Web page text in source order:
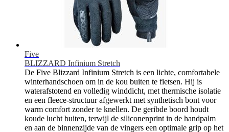
Five
BLIZZARD Infinium Stretch
De Five Blizzard Infinium Stretch is een lichte, comfortabele
winterhandschoen om in de kou buiten te fietsen. Hij is
waterafstotend en volledig winddicht, met thermische isolatie
en een fleece-structuur afgewerkt met synthetisch bont voor
warm comfort zonder te knellen. De geribde boord houdt
koude lucht buiten, terwijl de siliconenprint in de handpalm
en aan de binnenzijde van de vingers een optimale grip op het